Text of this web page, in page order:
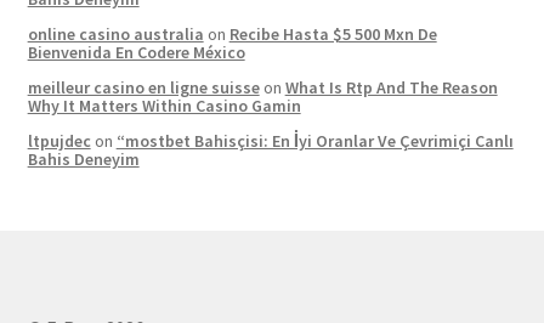
online casino australia on Recibe Hasta $5 500 Mxn De
Bienvenida En Codere México
meilleur casino en ligne suisseon What Is Rtp And The Reason
Why It Matters Within Casino Gamin
ltpujdec on “mostbet Bahisçisi: En İyi Oranlar Ve Çevrimiçi Canlı
Bahis Deneyim